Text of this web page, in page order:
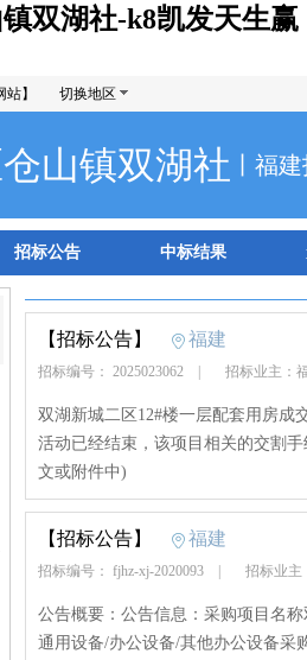
双湖社-k8凯发天生赢
】 切换地区
山镇双湖社 丨福
招标公告 中标结果
【招标公告】 福建
招标编号： 2025023062 招标业主：
双湖新城二区12#楼一层配套用房成
活动已经结束，该项目相关的交割
文或附件中)
【招标公告】 福建
招标编号： fjhz-xj-2020093 招标业主
公告概要：公告信息：采购项目名
通用设备/办公设备/其他办公设备采